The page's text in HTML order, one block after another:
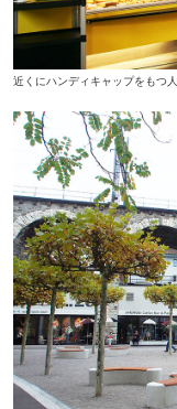
近くにハンディキャップをもつ